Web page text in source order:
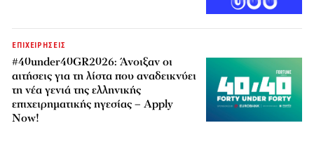
ΕΠΙΧΕΙΡΗΣΕΙΣ
#40under40GR2026: Άνοιξαν οι
αιτήσεις για τη λίστα που αναδεικνύει
τη νέα γενιά της ελληνικής
επιχειρηματικής ηγεσίας – Apply
Now!